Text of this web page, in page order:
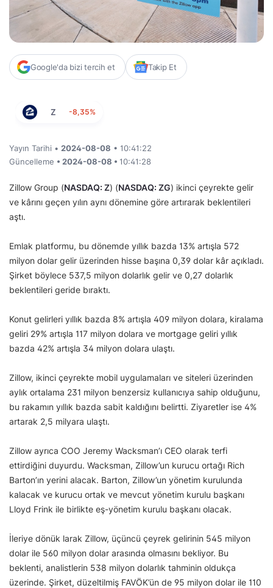
Google'da bizi tercih et Takip Et
Z -8,35%
Yayın Tarihi • 2024-08-08 • 10:41:22
Güncelleme • 2024-08-08 • 10:41:28
Zillow Group (NASDAQ: Z) (NASDAQ: ZG) ikinci çeyrekte gelir
ve kârını geçen yılın aynı dönemine göre artırarak beklentileri
aştı.
Emlak platformu, bu dönemde yıllık bazda 13% artışla 572
milyon dolar gelir üzerinden hisse başına 0,39 dolar kâr açıkladı.
Şirket böylece 537,5 milyon dolarlık gelir ve 0,27 dolarlık
beklentileri geride bıraktı.
Konut gelirleri yıllık bazda 8% artışla 409 milyon dolara, kiralama
geliri 29% artışla 117 milyon dolara ve mortgage geliri yıllık
bazda 42% artışla 34 milyon dolara ulaştı.
Zillow, ikinci çeyrekte mobil uygulamaları ve siteleri üzerinden
aylık ortalama 231 milyon benzersiz kullanıcıya sahip olduğunu,
bu rakamın yıllık bazda sabit kaldığını belirtti. Ziyaretler ise 4%
artarak 2,5 milyara ulaştı.
Zillow ayrıca COO Jeremy Wacksman’ı CEO olarak terfi
ettirdiğini duyurdu. Wacksman, Zillow’un kurucu ortağı Rich
Barton’ın yerini alacak. Barton, Zillow’un yönetim kurulunda
kalacak ve kurucu ortak ve mevcut yönetim kurulu başkanı
Lloyd Frink ile birlikte eş-yönetim kurulu başkanı olacak.
İleriye dönük larak Zillow, üçüncü çeyrek gelirinin 545 milyon
dolar ile 560 milyon dolar arasında olmasını bekliyor. Bu
beklenti, analistlerin 538 milyon dolarlık tahminin oldukça
üzerinde. Şirket, düzeltilmiş FAVÖK’ün de 95 milyon dolar ile 110